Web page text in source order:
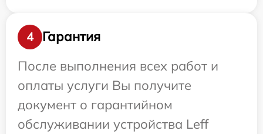
4
Гарантия
После выполнения всех работ и
оплаты услуги Вы получите
документ о гарантийном
обслуживании устройства Leff